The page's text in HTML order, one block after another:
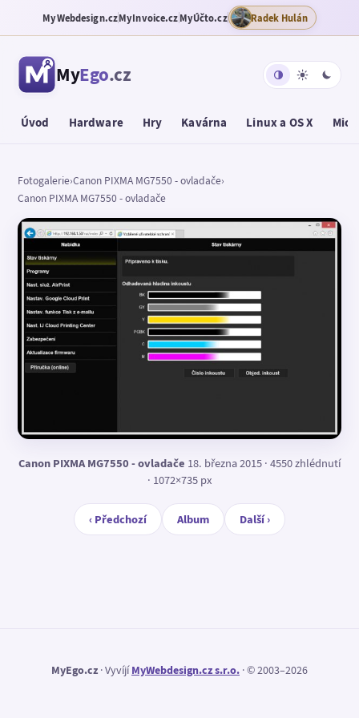
MyWebdesign.czMyInvoice.czMyÚčto.cz Radek Hulán
MyEgo.cz
Úvod Hardware Hry Kavárna Linux a OS X
Fotogalerie›Canon PIXMA MG7550 - ovladače›
Canon PIXMA MG7550 - ovladače
Canon PIXMA MG7550 - ovladače 18. března 2015 · 4550 zhlédnutí
· 1072×735 px
‹ Předchozí Album Další ›
MyEgo.cz · VyvíjíMyWebdesign.cz s.r.o. · © 2003–2026